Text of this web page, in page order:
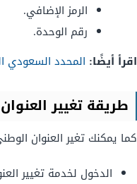
الرمز الإضافي.
رقم الوحدة.
اقرأ أيضًا: المحدد السعودي
طريقة تغيير
كما يمكنك تغير العنوان
الدخول لخدمة تغيير